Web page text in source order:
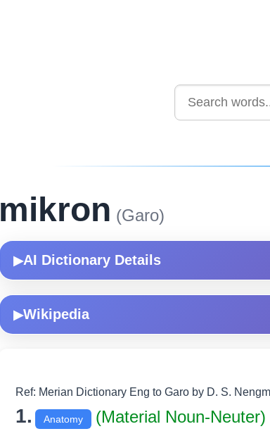
mikron (Garo)
▶AI Dictionary Details
▶Wikipedia
Ref: Merian Dictionary Eng to Garo by D. S.
1. Anatomy (Material Noun-Neuter)